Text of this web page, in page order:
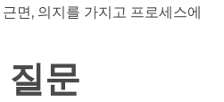
면, 의지를 가지고 프로세스에
문